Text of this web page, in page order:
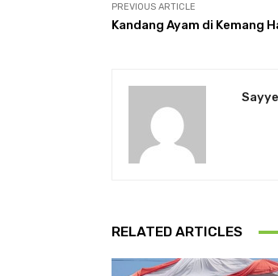
PREVIOUS ARTICLE
Kandang Ayam di Kemang
RELATED ARTICLES